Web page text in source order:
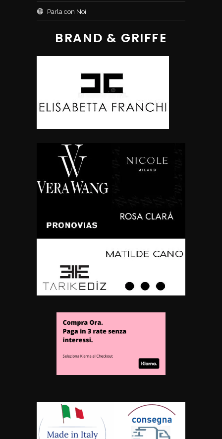
Parla con Noi
BRAND & GRIFFE